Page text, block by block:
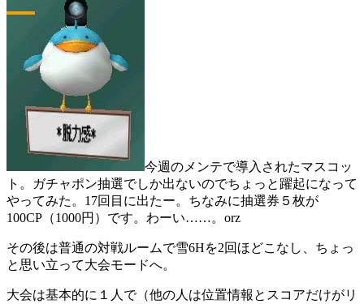
今週のメンテで導入されたマスコッ
ト。ガチャポン抽選でしか出ないのでちょっと躍起になって
やってみた。17回目に出たー。ちなみに抽選券５枚が
100CP（1000円）です。わーい……。orz
その後は普通の対戦ルームで雪6Hを2回ほどこなし、ちょっ
と思い立って大会モードへ。
大会は基本的に１人で（他の人は位置情報とスコアだけがリ